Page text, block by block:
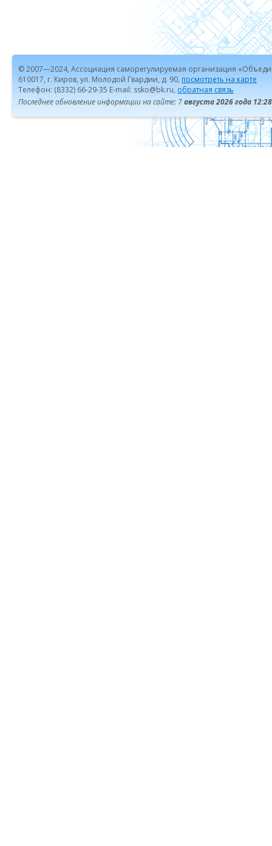
© 2007—2024, Ассоциация саморегулируемая организация
610017, г. Киров, ул. Молодой Гвардии, д. 90, посмотреть на карте
Телефон: (8332) 66-29-35 E-mail: ssko@bk.ru, обратная связь
Последнее обновление информации на сайте: 7августа 2026 года 12:28